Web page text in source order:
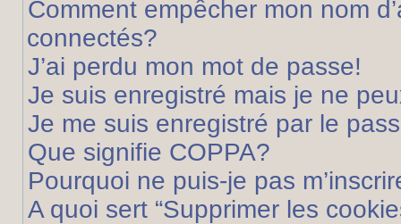
Comment empêcher mon nom
connectés?
J’ai perdu mon mot de passe!
Je suis enregistré mais je ne
Je me suis enregistré par le
Que signifie COPPA?
Pourquoi ne puis-je pas
A quoi sert “Supprimer les